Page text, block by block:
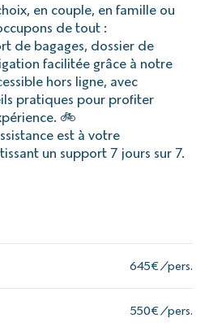
en couple, en famille ou
de tout :
de bagages, dossier de
facilitée grâce à notre
hors ligne, avec
pratiques pour profiter
🚲
est à votre
un support 7 jours sur 7.
645€ /pers.
550€ /pers.